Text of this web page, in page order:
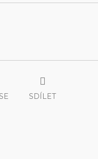
SDÍLET